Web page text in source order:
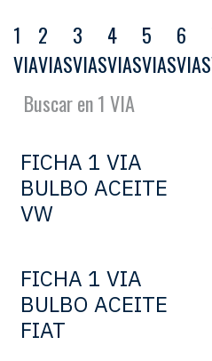
1
VIA
2
VIAS
3
VIAS
4
VIAS
5
VIAS
6
VIAS
FICHA 1 VIA
BULBO ACEITE
VW
FICHA 1 VIA
BULBO ACEITE
FIAT